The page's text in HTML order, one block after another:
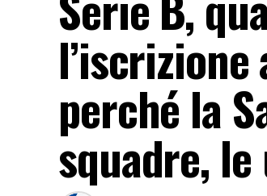
perché la
squadre,